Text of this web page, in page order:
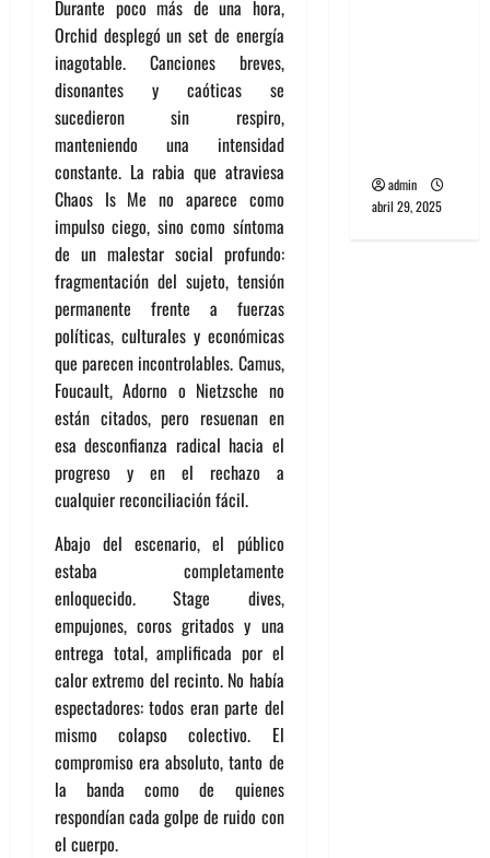
Durante poco más de una hora,
Orchid desplegó un set de energía
inagotable. Canciones breves,
disonantes y caóticas se
sucedieron sin respiro,
manteniendo una intensidad
constante. La rabia que atraviesa
Chaos Is Me no aparece como
impulso ciego, sino como síntoma
de un malestar social profundo:
fragmentación del sujeto, tensión
permanente frente a fuerzas
políticas, culturales y económicas
que parecen incontrolables. Camus,
Foucault, Adorno o Nietzsche no
están citados, pero resuenan en
esa desconfianza radical hacia el
progreso y en el rechazo a
cualquier reconciliación fácil.
Abajo del escenario, el público
estaba completamente
enloquecido. Stage dives,
empujones, coros gritados y una
entrega total, amplificada por el
calor extremo del recinto. No había
espectadores: todos eran parte del
mismo colapso colectivo. El
compromiso era absoluto, tanto de
la banda como de quienes
respondían cada golpe de ruido con
el cuerpo.
admin
abril 29, 2025